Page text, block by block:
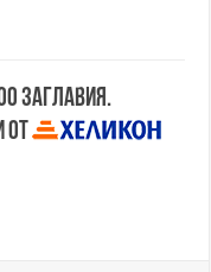
заглавия.
от